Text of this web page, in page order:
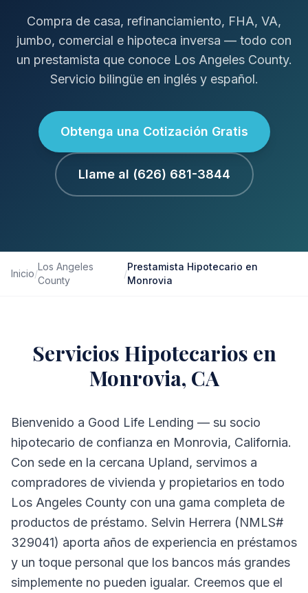
Compra de casa, refinanciamiento, FHA, VA,
jumbo, comercial e hipoteca inversa — todo con
un prestamista que conoce Los Angeles County.
Servicio bilingüe en inglés y español.
Obtenga una Cotización Gratis
Llame al (626) 681-3844
Inicio/
Los Angeles
County
/
Prestamista Hipotecario en
Monrovia
Servicios Hipotecarios en
Monrovia, CA
Bienvenido a Good Life Lending — su socio
hipotecario de confianza en Monrovia, California.
Con sede en la cercana Upland, servimos a
compradores de vivienda y propietarios en todo
Los Angeles County con una gama completa de
productos de préstamo. Selvin Herrera (NMLS#
329041) aporta años de experiencia en préstamos
y un toque personal que los bancos más grandes
simplemente no pueden igualar. Creemos que el